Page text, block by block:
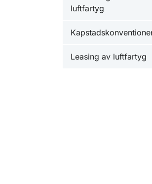
luftfartyg
Leasing av luftfartyg